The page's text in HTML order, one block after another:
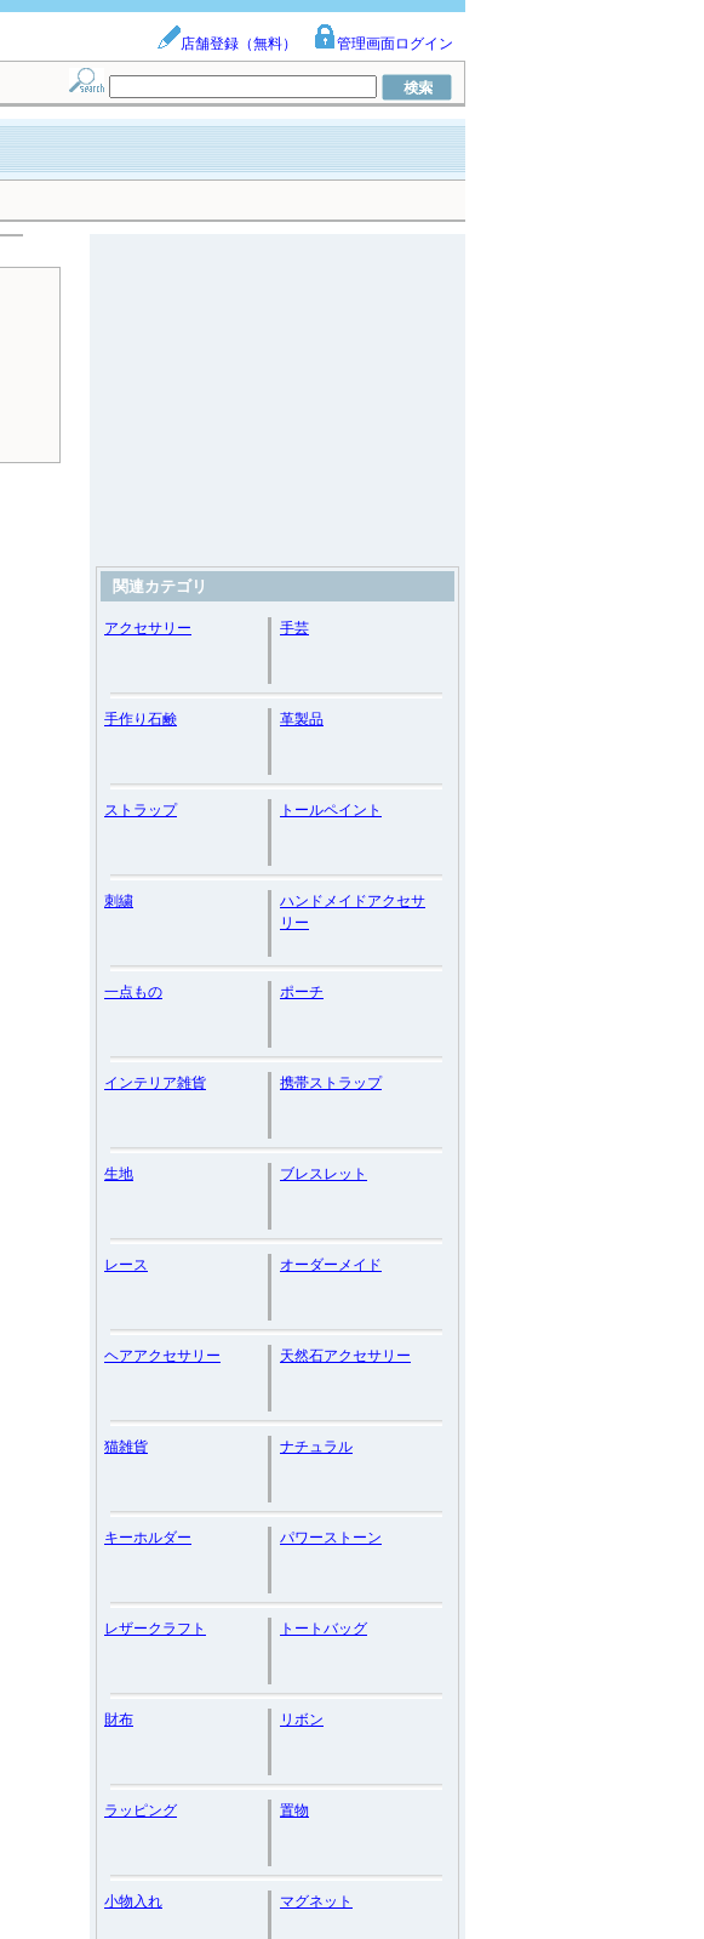
店舗登録（無料） 管理画面ログイン
関連カテゴリ
アクセサリー 手芸
手作り石鹸 革製品
ストラップ トールペイント
刺繍
ハンドメイドアクセサ
リー
一点もの ポーチ
インテリア雑貨 携帯ストラップ
生地 ブレスレット
レース オーダーメイド
ヘアアクセサリー 天然石アクセサリー
猫雑貨 ナチュラル
キーホルダー パワーストーン
レザークラフト トートバッグ
財布 リボン
ラッピング 置物
小物入れ マグネット